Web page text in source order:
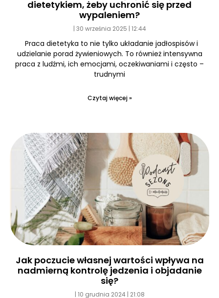
dietetykiem, żeby uchronić się przed
wypaleniem?
30 września 2025 12:44
Praca dietetyka to nie tylko układanie jadłospisów i
udzielanie porad żywieniowych. To również intensywna
praca z ludźmi, ich emocjami, oczekiwaniami i często –
trudnymi
Czytaj więcej »
Jak poczucie własnej wartości wpływa na
nadmierną kontrolę jedzenia i objadanie
się?
10 grudnia 2024 21:08